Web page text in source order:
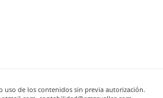
uso de los contenidos sin previa autorización.